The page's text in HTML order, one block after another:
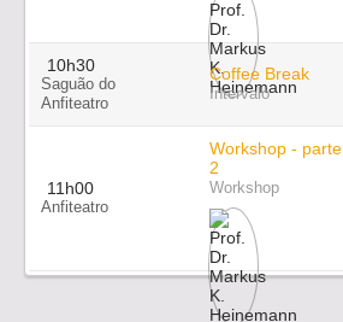
10h30
Saguão do
Anfiteatro
Coffee Break
Intervalo
11h00
Anfiteatro
Workshop - parte
2
Workshop